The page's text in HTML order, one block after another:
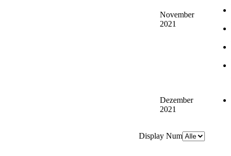
November
2021
Dezember
2021
Display Num